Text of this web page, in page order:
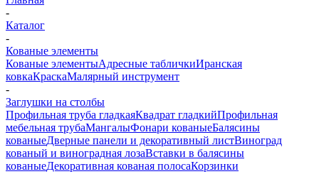
-
Каталог
-
Кованые элементы
Кованые элементыАдресные табличкиИранская
ковкаКраскаМалярный инструмент
-
Заглушки на столбы
Профильная труба гладкаяКвадрат гладкийПрофильная
мебельная трубаМангалыФонари кованыеБалясины
кованыеДверные панели и декоративный листВиноград
кованый и виноградная лозаВставки в балясины
кованыеДекоративная кованая полосаКорзинки